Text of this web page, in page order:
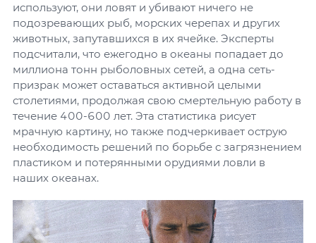
используют, они ловят и убивают ничего не
подозревающих рыб, морских черепах и других
животных, запутавшихся в их ячейке. Эксперты
подсчитали, что ежегодно в океаны попадает до
миллиона тонн рыболовных сетей, а одна сеть-
призрак может оставаться активной целыми
столетиями, продолжая свою смертельную работу в
течение 400-600 лет. Эта статистика рисует
мрачную картину, но также подчеркивает острую
необходимость решений по борьбе с загрязнением
пластиком и потерянными орудиями ловли в
наших океанах.